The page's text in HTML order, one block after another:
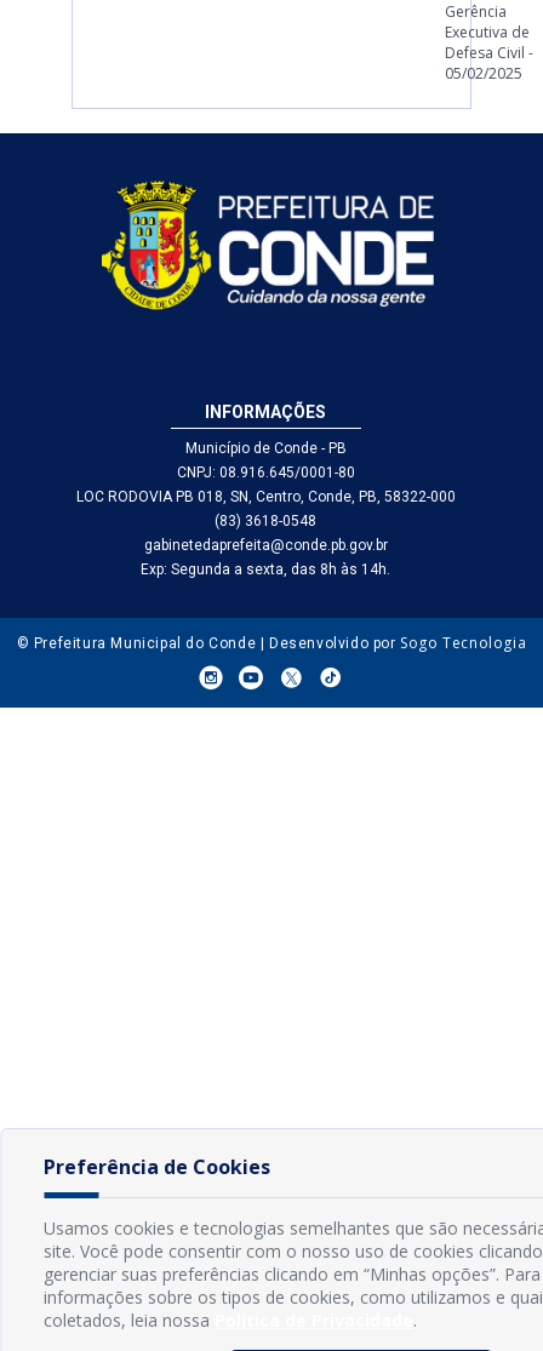
Gerência
Executiva de
Defesa Civil -
05/02/2025
INFORMAÇÕES
Município de Conde - PB
CNPJ: 08.916.645/0001-80
LOC RODOVIA PB 018, SN, Centro, Conde, PB, 58322-000
(83) 3618-0548
gabinetedaprefeita@conde.pb.gov.br
Exp: Segunda a sexta, das 8h às 14h.
© Prefeitura Municipal do Conde | Desenvolvido por Sogo Tecnologia
Preferência de Cookies
Usamos cookies e tecnologias semelhantes que são
site. Você pode consentir com o nosso uso de cookies
gerenciar suas preferências clicando em “Minhas opções”.
informações sobre os tipos de cookies, como utilizamos e
coletados, leia nossa
.